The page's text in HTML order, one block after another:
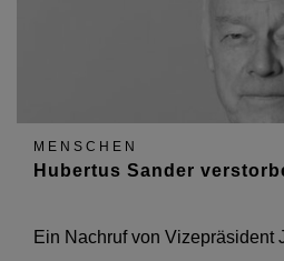
MENSCHEN
Hubertus Sander
Ein Nachruf von Vizepräsident